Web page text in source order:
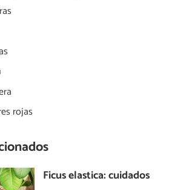
rojas
Ficus elastica: cuidados